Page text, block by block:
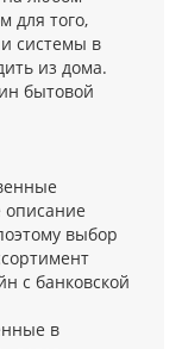
для того,
системы в
из дома.
бытовой
описание
выбор
с банковской
в